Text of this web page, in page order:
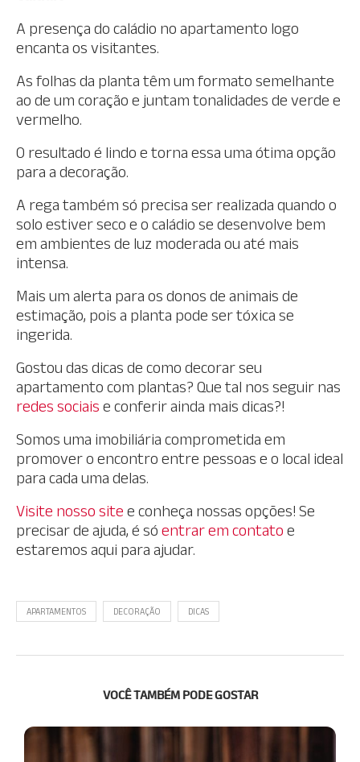
A presença do caládio no apartamento logo
encanta os visitantes.
As folhas da planta têm um formato semelhante
ao de um coração e juntam tonalidades de verde e
vermelho.
O resultado é lindo e torna essa uma ótima opção
para a decoração.
A rega também só precisa ser realizada quando o
solo estiver seco e o caládio se desenvolve bem
em ambientes de luz moderada ou até mais
intensa.
Mais um alerta para os donos de animais de
estimação, pois a planta pode ser tóxica se
ingerida.
Gostou das dicas de como decorar seu
apartamento com plantas? Que tal nos seguir nas
redes sociais e conferir ainda mais dicas?!
Somos uma imobiliária comprometida em
promover o encontro entre pessoas e o local ideal
para cada uma delas.
Visite nosso site e conheça nossas opções! Se
precisar de ajuda, é só entrar em contato e
estaremos aqui para ajudar.
APARTAMENTOS DECORAÇÃO DICAS
VOCÊ TAMBÉM PODE GOSTAR